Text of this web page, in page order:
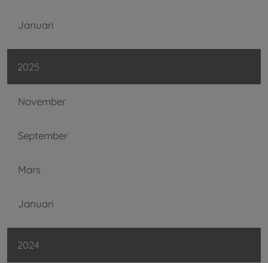
Januari
2025
November
September
Mars
Januari
2024